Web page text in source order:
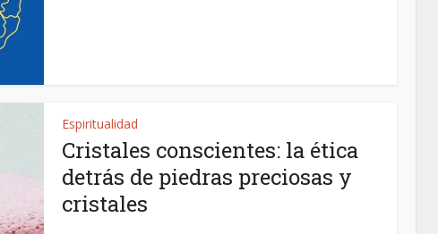
Espiritualidad
Cristales conscientes: la ética
detrás de piedras preciosas y
cristales